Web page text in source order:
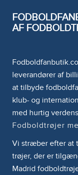
AF
leverandører af
at tilbyde
klub- og
med hurtig
Fodboldtrøjer
Vi stræber efter at
trøjer, der er
Madrid